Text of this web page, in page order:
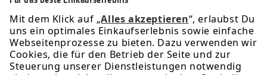
Service-Hotline
Informationen
Rechtliches